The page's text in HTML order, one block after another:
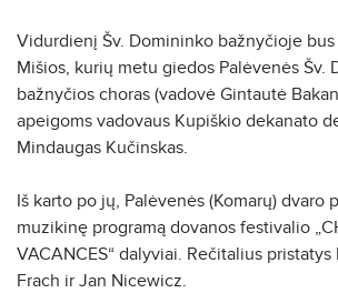
Vidurdienį Šv. Domininko bažnyčioje bus
Mišios, kurių metu giedos Palėvenės Šv.
bažnyčios choras (vadovė Gintautė
apeigoms vadovaus Kupiškio dekanato
Mindaugas Kučinskas.
Iš karto po jų, Palėvenės (Komarų) dvaro
muzikinę programą dovanos festivalio
VACANCES“ dalyviai. Rečitalius pristatys
Frach ir Jan Nicewicz.